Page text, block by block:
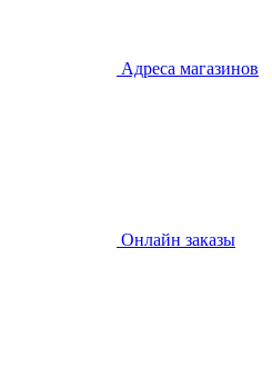
Адреса магазинов
Онлайн заказы